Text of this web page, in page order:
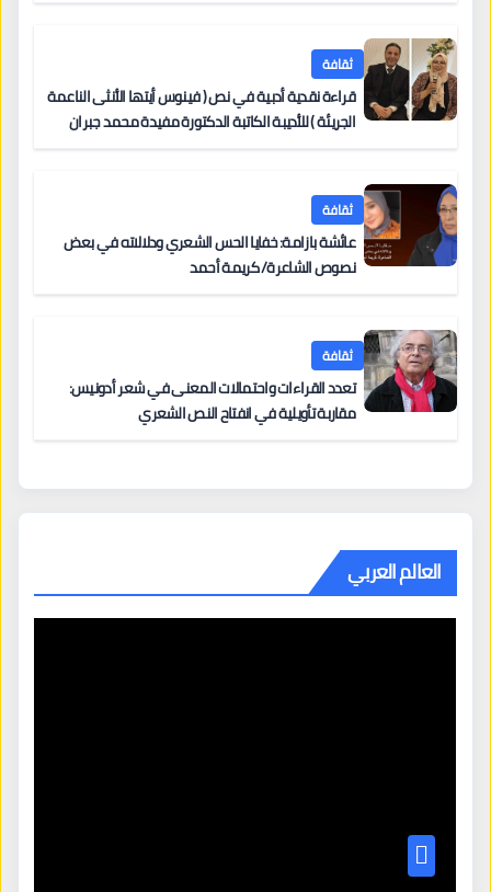
ثقافة
قراءة نقدية أدبية في نص ( فينوس أيتها الأنثى الناعمة
الجريئة ) للأديبة الكاتبة الدكتورة مفيدة محمد جبران
ثقافة
عائشة بازامة: خفايا الحس الشعري ودلالاته في بعض
نصوص الشاعرة/ كريمة أحمد
ثقافة
تعدد القراءات واحتمالات المعنى في شعر أدونيس:
مقاربة تأويلية في انفتاح النص الشعري
العالم العربي